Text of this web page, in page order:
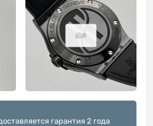
8
гарантия 2 года